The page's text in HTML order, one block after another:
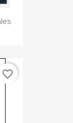
favorite_border